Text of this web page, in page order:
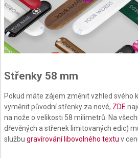
Střenky 58 mm
Pokud máte zájem změnit vzhled svého
vyměnit původní střenky za nové, ZDE
na nože o velikosti 58 milimetrů. Na
dřevěných a střenek limitovaných edic)
službu gravírování libovolného textu v
Use limited data to select
Create profiles for personalised
Use profiles to select personalised
Measure advertising performance